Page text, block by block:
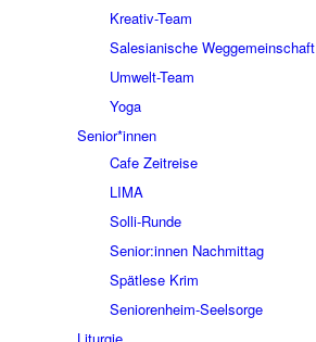
Kreativ-Team
Salesianische Weggemeinschaft
Umwelt-Team
Yoga
Senior*innen
Cafe Zeitreise
LIMA
Solli-Runde
Senior:innen Nachmittag
Spätlese Krim
Seniorenheim-Seelsorge